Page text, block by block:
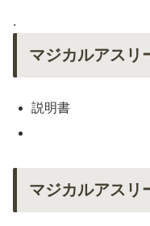
.
マジカルアスリ
説明書
マジカルアスリ